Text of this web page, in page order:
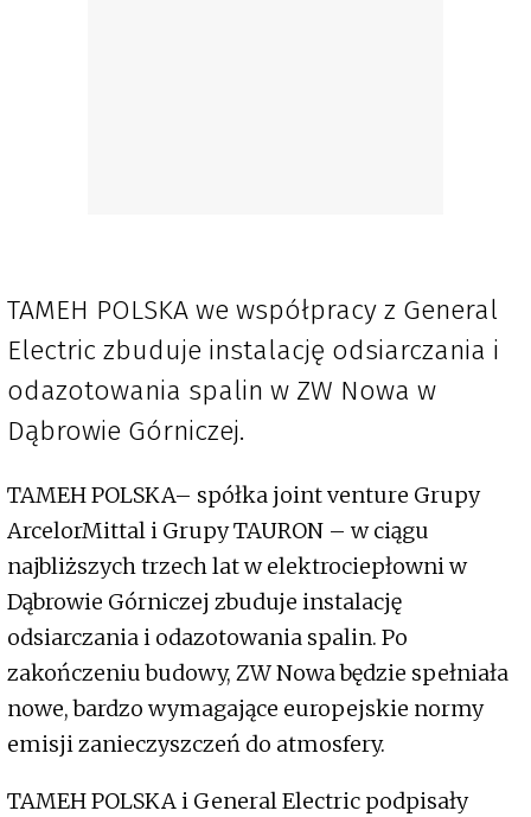
TAMEH POLSKA we współpracy z General
Electric zbuduje instalację odsiarczania i
odazotowania spalin w ZW Nowa w
Dąbrowie Górniczej.
TAMEH POLSKA– spółka joint venture Grupy
ArcelorMittal i Grupy TAURON – w ciągu
najbliższych trzech lat w elektrociepłowni w
Dąbrowie Górniczej zbuduje instalację
odsiarczania i odazotowania spalin. Po
zakończeniu budowy, ZW Nowa będzie spełniała
nowe, bardzo wymagające europejskie normy
emisji zanieczyszczeń do atmosfery.
TAMEH POLSKA i General Electric podpisały